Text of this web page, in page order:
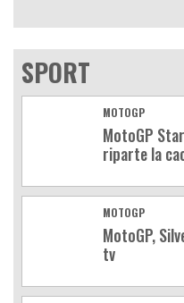
SPORT
MOTOGP
MotoGP
riparte la
MOTOGP
MotoGP,
tv